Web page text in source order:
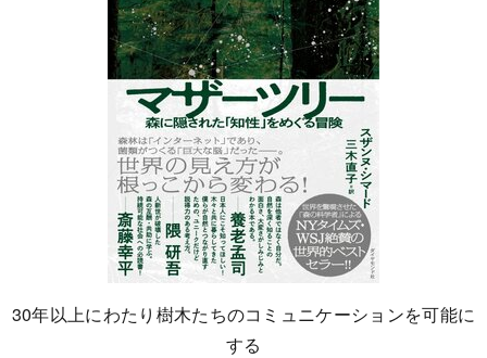
30年以上にわたり樹木たちのコミュニケーションを可能に
する